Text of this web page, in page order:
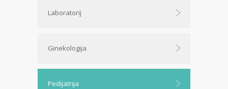
Laboratorij
Ginekologija
Pedijatrija